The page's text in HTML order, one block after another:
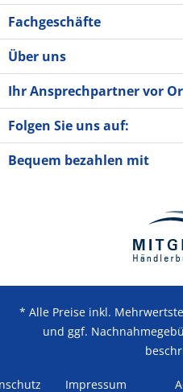
Fachgeschäfte
Über uns
Ihr Ansprechpartner vor
Folgen Sie uns auf:
Bequem bezahlen mit
* Alle Preise inkl.
und ggf.
Impressum